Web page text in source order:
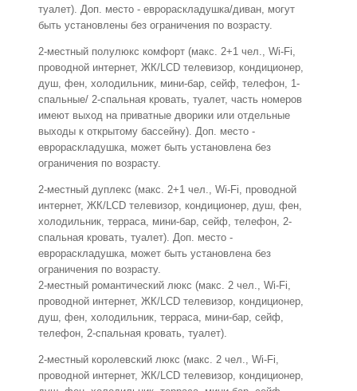
туалет). Доп. место - еврораскладушка/диван, могут
быть установлены без ограничения по возрасту.
2-местный полулюкс комфорт (макс. 2+1 чел., Wi-Fi,
проводной интернет, ЖК/LCD телевизор, кондиционер,
душ, фен, холодильник, мини-бар, сейф, телефон, 1-
спальные/ 2-спальная кровать, туалет, часть номеров
имеют выход на приватные дворики или отдельные
выходы к открытому бассейну). Доп. место -
еврораскладушка, может быть установлена без
ограничения по возрасту.
2-местный дуплекс (макс. 2+1 чел., Wi-Fi, проводной
интернет, ЖК/LCD телевизор, кондиционер, душ, фен,
холодильник, терраса, мини-бар, сейф, телефон, 2-
спальная кровать, туалет). Доп. место -
еврораскладушка, может быть установлена без
ограничения по возрасту.
2-местный романтический люкс (макс. 2 чел., Wi-Fi,
проводной интернет, ЖК/LCD телевизор, кондиционер,
душ, фен, холодильник, терраса, мини-бар, сейф,
телефон, 2-спальная кровать, туалет).
2-местный королевский люкс (макс. 2 чел., Wi-Fi,
проводной интернет, ЖК/LCD телевизор, кондиционер,